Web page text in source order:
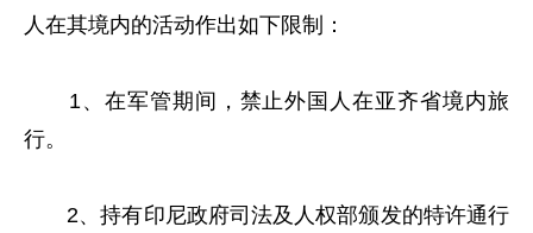
人在其境内的活动作出如下限制：
1、在军管期间，禁止外国人在亚齐省境内旅
行。
2、持有印尼政府司法及人权部颁发的特许通行